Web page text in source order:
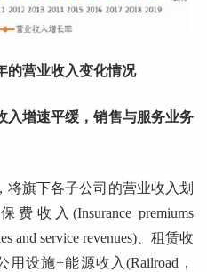
的营业收入变化情况
入增速平缓，销售与服务业务
将旗下各子公司的营业收入划
收入(Insurance premiums
and service revenues)、租赁收
用设施+能源收入(Railroad，